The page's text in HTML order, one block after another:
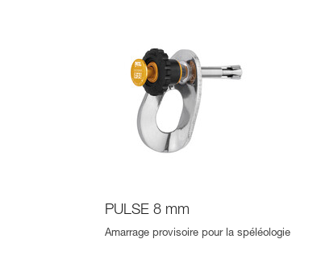
PULSE 8 mm
Amarrage provisoire pour la spéléologie